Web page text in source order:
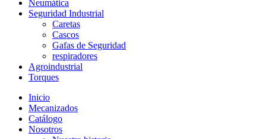
Neumática
Seguridad Industrial
Caretas
Cascos
Gafas de Seguridad
respiradores
Agroindustrial
Torques
Inicio
Mecanizados
Catálogo
Nosotros